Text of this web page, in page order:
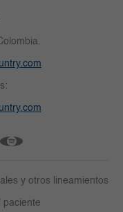
y otros lineamientos
paciente